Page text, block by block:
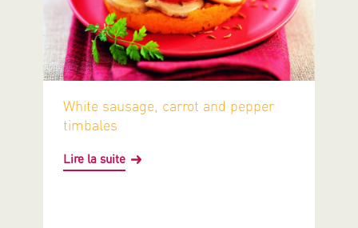
White sausage, carrot and pepper
timbales
Lire la suite